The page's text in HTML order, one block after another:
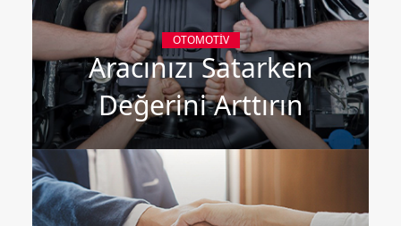
OTOMOTIV
Aracınızı Satarken
Değerini Arttırın